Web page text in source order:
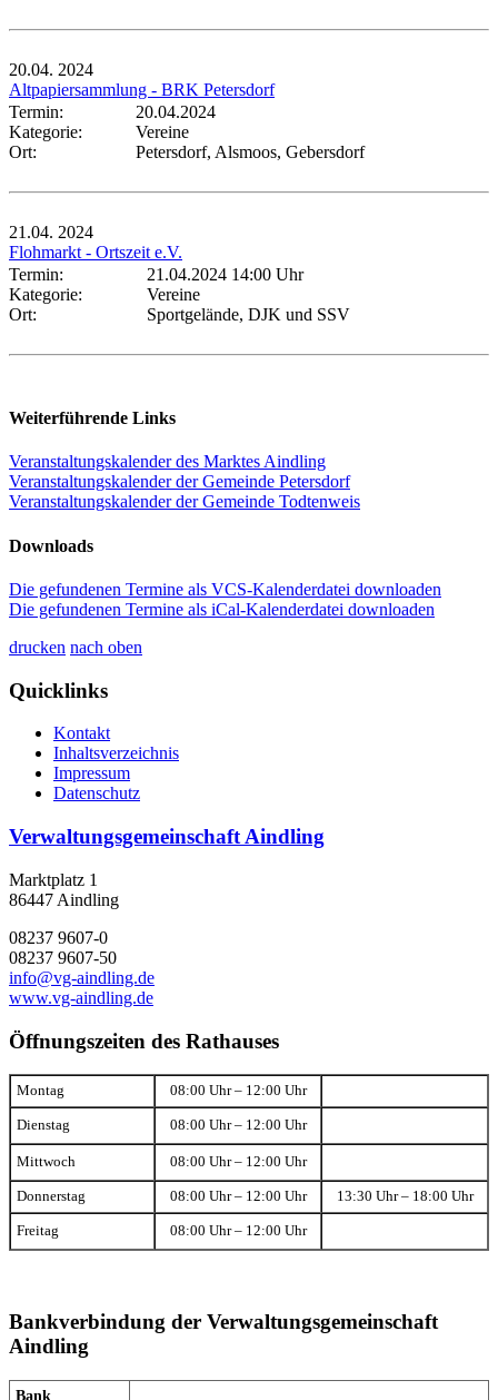
20.04. 2024
Altpapiersammlung - BRK Petersdorf
Termin:
20.04.2024
Kategorie:
Vereine
Ort:
Petersdorf, Alsmoos, Gebersdorf
21.04. 2024
Flohmarkt - Ortszeit e.V.
Termin:
21.04.2024 14:00 Uhr
Kategorie:
Vereine
Ort:
Sportgelände, DJK und SSV
Weiterführende Links
Veranstaltungskalender des Marktes Aindling
Veranstaltungskalender der Gemeinde Petersdorf
Veranstaltungskalender der Gemeinde Todtenweis
Downloads
Die gefundenen Termine als VCS-Kalenderdatei downloaden
Die gefundenen Termine als iCal-Kalenderdatei downloaden
drucken nach oben
Quicklinks
Kontakt
Inhaltsverzeichnis
Impressum
Datenschutz
Verwaltungsgemeinschaft Aindling
Marktplatz 1
86447 Aindling
08237 9607-0
08237 9607-50
info@vg-aindling.de
www.vg-aindling.de
Öffnungszeiten des Rathauses
Montag 08:00 Uhr – 12:00 Uhr
Dienstag 08:00 Uhr – 12:00 Uhr
Mittwoch 08:00 Uhr – 12:00 Uhr
Donnerstag 08:00 Uhr – 12:00 Uhr 13:30 Uhr – 18:00 Uhr
Freitag 08:00 Uhr – 12:00 Uhr
Bankverbindung der Verwaltungsgemeinschaft
Aindling
Bank